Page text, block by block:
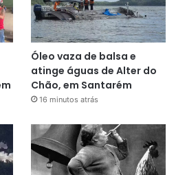
Óleo vaza de balsa e
atinge águas de Alter do
Chão, em Santarém
16 minutos atrás